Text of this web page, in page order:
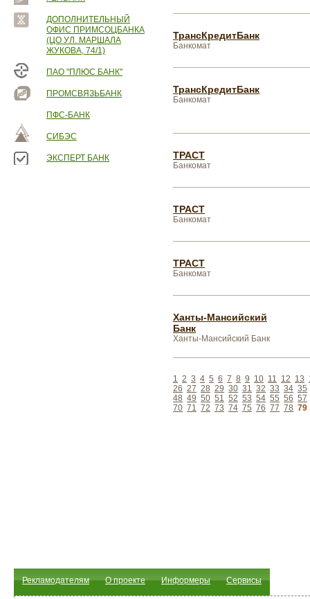
ДОПОЛНИТЕЛЬНЫЙ
ОФИС ПРИМСОЦБАНКА
(ЦО УЛ. МАРШАЛА
ЖУКОВА, 74/1)
ПАО "ПЛЮС БАНК"
ПРОМСВЯЗЬБАНК
ПФС-БАНК
СИБЭС
ЭКСПЕРТ БАНК
ТрансКредитБанк
Банкомат
ТрансКредитБанк
Банкомат
ТРАСТ
Банкомат
ТРАСТ
Банкомат
ТРАСТ
Банкомат
Ханты-Мансийский
Банк
Ханты-Мансийский Банк
1 2 3 4 5 6 7 8 9 10 11 12 13
26 27 28 29 30 31 32 33 34 35
48 49 50 51 52 53 54 55 56 57
70 71 72 73 74 75 76 77 78 79
Рекламодателям О проекте Информеры Сервисы